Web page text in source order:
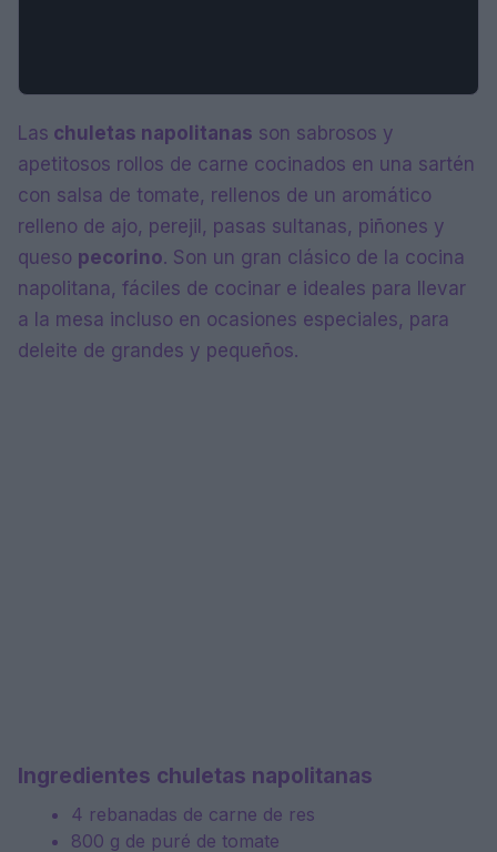
Las chuletas napolitanas son sabrosos y
apetitosos rollos de carne cocinados en una sartén
con salsa de tomate, rellenos de un aromático
relleno de ajo, perejil, pasas sultanas, piñones y
queso pecorino. Son un gran clásico de la cocina
napolitana, fáciles de cocinar e ideales para llevar
a la mesa incluso en ocasiones especiales, para
deleite de grandes y pequeños.
Ingredientes chuletas napolitanas
4 rebanadas de carne de res
800 g de puré de tomate